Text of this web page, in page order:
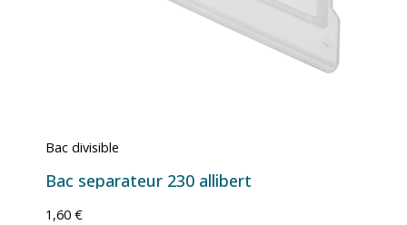
Bac divisible
Bac separateur 230 allibert
1,60 €